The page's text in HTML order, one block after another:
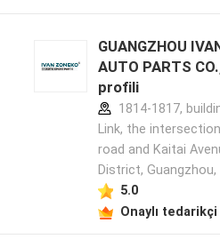
GUANGZHOU
AUTO PARTS
profili
1814-1817,
Link, the
road and Kaitai
District, Guangzhou,
5.0
Onaylı tedarikçi